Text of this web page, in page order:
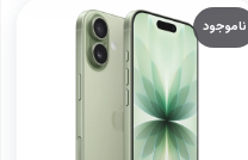
ناموجود